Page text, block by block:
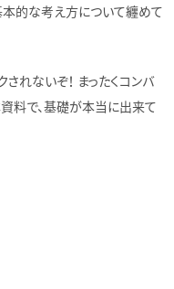
的な考え方について纏めて
れないぞ！ まったくコンバ
料で、基礎が本当に出来て